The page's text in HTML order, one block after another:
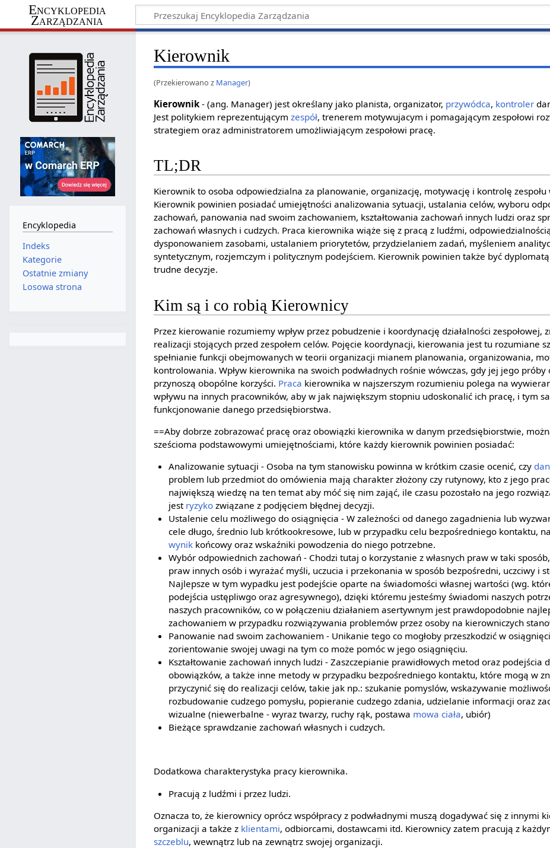
Encyklopedia
Zarządzania
Kierownik
(Przekierowano z Manager)
Kierownik - (ang. Manager) jest określany jako planista, organizator, przywódca, kontroler
Jest politykiem reprezentującymzespół, trenerem motywujacym i pomagającym zespołowi
strategiem oraz administratorem umożliwiającym zespołowi pracę.
TL;DR
Kierownik to osoba odpowiedzialna za planowanie, organizację, motywację i kontrolę zespołu
Kierownik powinien posiadać umiejętności analizowania sytuacji, ustalania celów, wyboru
zachowań, panowania nad swoim zachowaniem, kształtowania zachowań innych ludzi oraz
zachowań własnych i cudzych. Praca kierownika wiąże się z pracą z ludźmi,
dysponowaniem zasobami, ustalaniem priorytetów, przydzielaniem zadań, myśleniem
syntetycznym, rozjemczym i politycznym podejściem. Kierownik powinien także być
trudne decyzje.
Kim są i co robią Kierownicy
Przez kierowanie rozumiemy wpływ przez pobudzenie i koordynację działalności zespołowej,
realizacji stojących przed zespołem celów. Pojęcie koordynacji, kierowania jest tu rozumiane
spełnianie funkcji obejmowanych w teorii organizacji mianem planowania, organizowania,
kontrolowania. Wpływ kierownika na swoich podwładnych rośnie wówczas, gdy jej jego próby
przynoszą obopólne korzyści. Praca kierownika w najszerszym rozumieniu polega na
wpływu na innych pracowników, aby w jak największym stopniu udoskonalić ich pracę, i tym
funkcjonowanie danego przedsiębiorstwa.
==Aby dobrze zobrazować pracę oraz obowiązki kierownika w danym przedsiębiorstwie,
sześcioma podstawowymi umiejętnościami, które każdy kierownik powinien posiadać:
Analizowanie sytuacji - Osoba na tym stanowisku powinna w krótkim czasie ocenić, czy
problem lub przedmiot do omówienia mają charakter złożony czy rutynowy, kto z jego
największą wiedzę na ten temat aby móć się nim zająć, ile czasu pozostało na jego
jest ryzykozwiązane z podjęciem błędnej decyzji.
Ustalenie celu możliwego do osiągnięcia - W zależności od danego zagadnienia lub
cele długo, średnio lub krótkookresowe, lub w przypadku celu bezpośredniego kontaktu,
wynikkońcowy oraz wskaźniki powodzenia do niego potrzebne.
Wybór odpowiednich zachowań - Chodzi tutaj o korzystanie z własnych praw w taki
praw innych osób i wyrażać myśli, uczucia i przekonania w sposób bezpośredni, uczciwy i
Najlepsze w tym wypadku jest podejście oparte na świadomości własnej wartości (wg.
podejścia ustępliwgo oraz agresywnego), dzięki któremu jesteśmy świadomi naszych
naszych pracowników, co w połączeniu działaniem asertywnym jest prawdopodobnie
zachowaniem w przypadku rozwiązywania problemów przez osoby na kierowniczych
Panowanie nad swoim zachowaniem - Unikanie tego co mogłoby przeszkodzić w
zorientowanie swojej uwagi na tym co może pomóc w jego osiągnięciu.
Kształtowanie zachowań innych ludzi - Zaszczepianie prawidłowych metod oraz podejścia
obowiązków, a także inne metody w przypadku bezpośredniego kontaktu, które mogą w
przyczynić się do realizacji celów, takie jak np.: szukanie pomyslów, wskazywanie
rozbudowanie cudzego pomysłu, popieranie cudzego zdania, udzielanie informacji oraz
wizualne (niewerbalne - wyraz twarzy, ruchy rąk, postawa mowa ciała, ubiór)
Bieżące sprawdzanie zachowań własnych i cudzych.
Dodatkowa charakterystyka pracy kierownika.
Pracują z ludźmi i przez ludzi.
Oznacza to, że kierownicy oprócz współpracy z podwładnymi muszą dogadywać się z innymi
organizacji a także z klientami, odbiorcami, dostawcami itd. Kierownicy zatem pracują z
szczeblu, wewnątrz lub na zewnątrz swojej organizacji.
Encyklopedia
Indeks
Kategorie
Ostatnie zmiany
Losowa strona